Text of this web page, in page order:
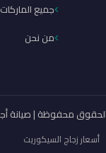
جميع الماركات
من نحن
أسعار زجاج السيكوريت